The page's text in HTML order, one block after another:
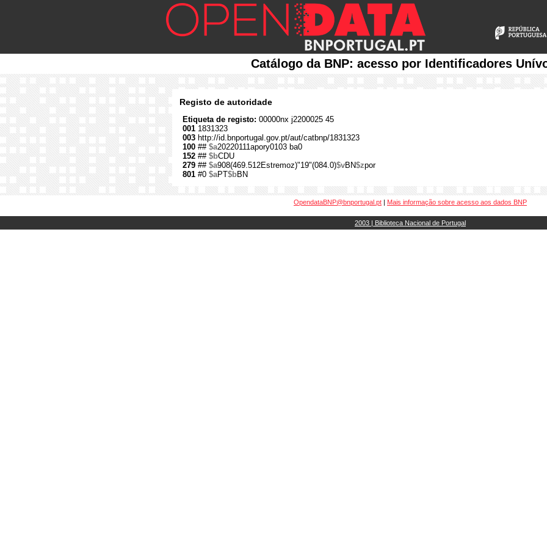
Catálogo da BNP: acesso por Identificadores
Registo de autoridade
Etiqueta de registo: 00000nx j2200025 45
001 1831323
003 http://id.bnportugal.gov.pt/aut/catbnp/1831323
100 ## $a20220111apory0103 ba0
152 ## $bCDU
279 ## $a908(469.512Estremoz)"19"(084.0)$vBN$zpor
801 #0 $aPT$bBN
OpendataBNP@bnportugal.pt | Mais informação sobre acesso aos dados BNP
2003 | Biblioteca Nacional de Portugal